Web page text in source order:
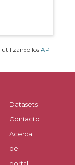
utilizando los API
Datasets
Contacto
Acerca
del
portal